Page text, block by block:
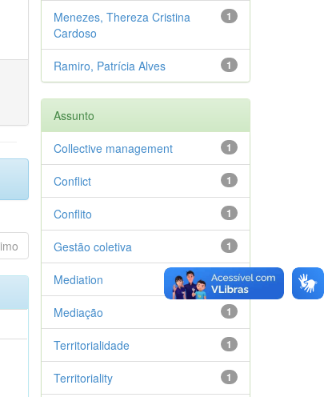
1
Menezes, Thereza Cristina
Cardoso
1
Ramiro, Patrícia Alves
Assunto
1
Collective management
1
Conflict
1
Conflito
1
Gestão coletiva
1
Mediation
1
Mediação
1
Territorialidade
1
Territoriality